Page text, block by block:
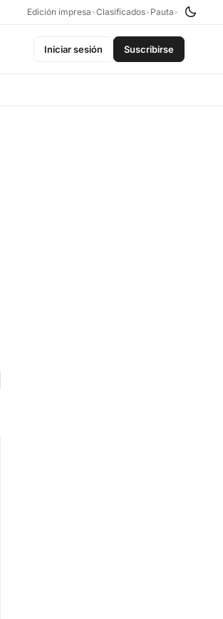
Edición impresa •Clasificados• Pauta •
Iniciar sesión Suscribirse